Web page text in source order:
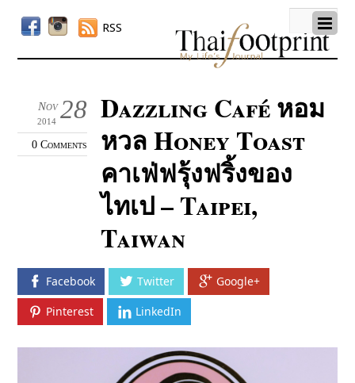
RSS
28
Nov
2014
0 Comments
Dazzling Café หอม
หวล Honey Toast
คาเฟ่ฟรุ้งฟริ้งของ
ไทเป – Taipei,
Taiwan
Facebook Twitter Google+
Pinterest LinkedIn